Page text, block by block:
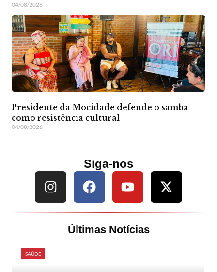
04/08/2026
Presidente da Mocidade defende o samba
como resistência cultural
04/08/2026
Siga-nos
Últimas Notícias
SAÚDE